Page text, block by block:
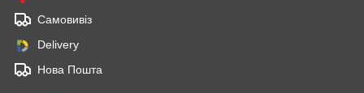
Самовивіз
Delivery
Нова Пошта